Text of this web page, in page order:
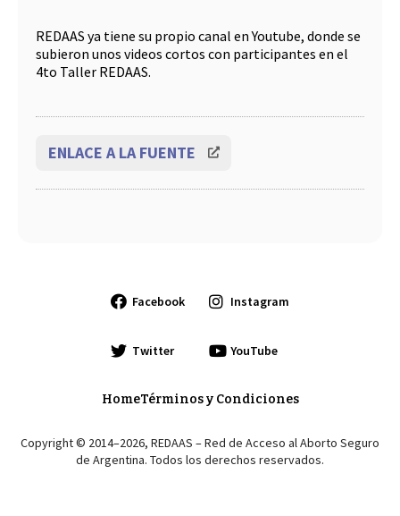
REDAAS ya tiene su propio canal en Youtube, donde se
subieron unos videos cortos con participantes en el
4to Taller REDAAS.
ENLACE A LA FUENTE
Facebook Instagram
Twitter YouTube
HomeTérminos y Condiciones
Copyright © 2014–2026, REDAAS – Red de Acceso al Aborto Seguro
de Argentina. Todos los derechos reservados.